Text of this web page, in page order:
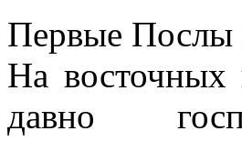
Первые Послы
На
давно